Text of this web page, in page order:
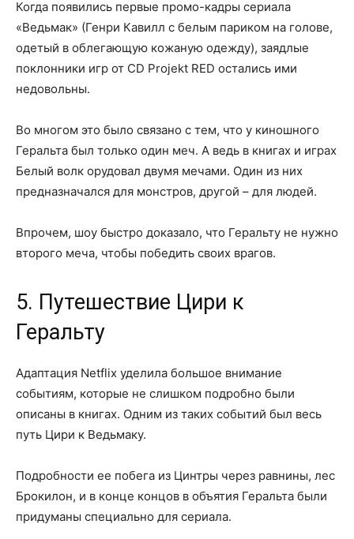
Когда появились первые промо-кадры сериала
«Ведьмак» (Генри Кавилл с белым париком на голове,
одетый в облегающую кожаную одежду), заядлые
поклонники игр от CD Projekt RED остались ими
недовольны.
Во многом это было связано с тем, что у киношного
Геральта был только один меч. А ведь в книгах и играх
Белый волк орудовал двумя мечами. Один из них
предназначался для монстров, другой – для людей.
Впрочем, шоу быстро доказало, что Геральту не нужно
второго меча, чтобы победить своих врагов.
5. Путешествие Цири к
Геральту
Адаптация Netflix уделила большое внимание
событиям, которые не слишком подробно были
описаны в книгах. Одним из таких событий был весь
путь Цири к Ведьмаку.
Подробности ее побега из Цинтры через равнины, лес
Брокилон, и в конце концов в объятия Геральта были
придуманы специально для сериала.